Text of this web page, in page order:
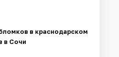
в краснодарском
в Сочи